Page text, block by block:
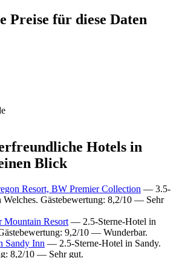
Preise für diese Daten
Hotels in
Blick
Resort, BW Premier Collection — 3.5-
Welches. Gästebewertung: 8,2/10 — Sehr
Mountain Resort — 2.5-Sterne-Hotel in
9,2/10 — Wunderbar.
Sandy Inn — 2.5-Sterne-Hotel in Sandy.
8,2/10 — Sehr gut.